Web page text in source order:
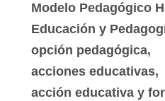
Modelo Pedagógico
Educación y
opción pedagógica,
acciones educativas,
acción educativa y